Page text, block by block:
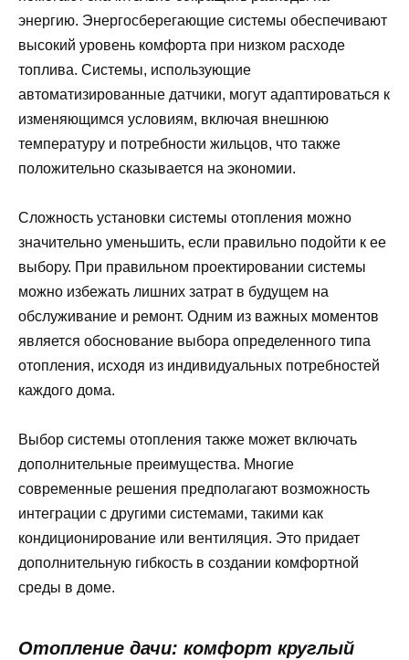
энергию. Энергосберегающие системы обеспечивают
высокий уровень комфорта при низком расходе
топлива. Системы, использующие
автоматизированные датчики, могут адаптироваться к
изменяющимся условиям, включая внешнюю
температуру и потребности жильцов, что также
положительно сказывается на экономии.
Сложность установки системы отопления можно
значительно уменьшить, если правильно подойти к еe
выбору. При правильном проектировании системы
можно избежать лишних затрат в будущем на
обслуживание и ремонт. Одним из важных моментов
является обоснование выбора определенного типа
отопления, исходя из индивидуальных потребностей
каждого дома.
Выбор системы отопления также может включать
дополнительные преимущества. Многие
современные решения предполагают возможность
интеграции с другими системами, такими как
кондиционирование или вентиляция. Это придает
дополнительную гибкость в создании комфортной
среды в доме.
Отопление дачи: комфорт круглый